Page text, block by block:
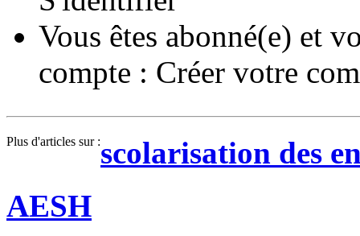
Vous êtes abonné(e) et
compte : Créer votre
Plus d'articles sur :scolarisation des
AESH